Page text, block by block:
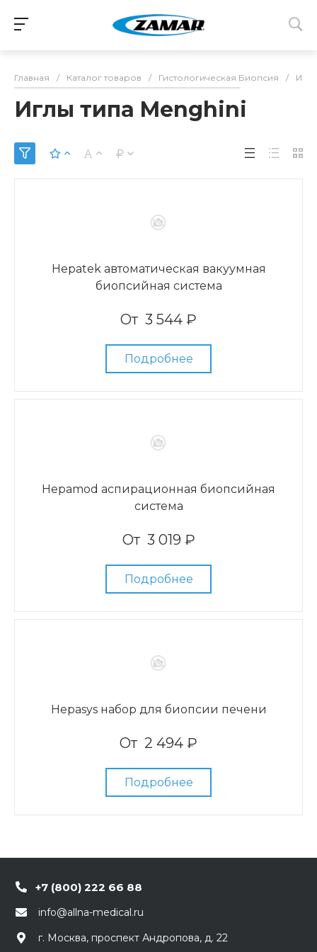
Главная / Каталог товаров / Гистологическая Биопсия /
Иглы типа Menghini
Hepatek автоматическая вакуумная
биопсийная система
От 3 544 ₽
Подробнее
Hepamod аспирационная биопсийная
система
От 3 019 ₽
Подробнее
Hepasys набор для биопсии печени
От 2 494 ₽
Подробнее
+7 (800) 222 66 88
info@allna-medical.ru
г. Москва, проспект Андропова, д. 22